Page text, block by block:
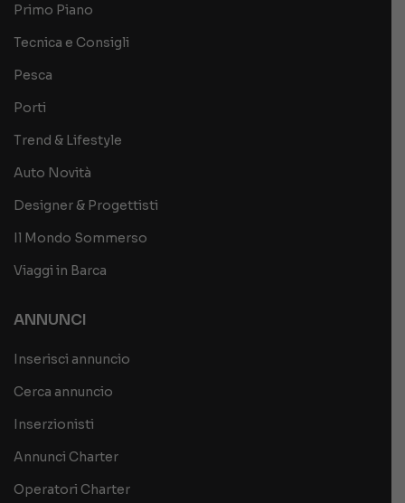
Primo Piano
Tecnica e Consigli
Pesca
Porti
Trend & Lifestyle
Auto Novità
Designer & Progettisti
Il Mondo Sommerso
Viaggi in Barca
ANNUNCI
Inserisci annuncio
Cerca annuncio
Inserzionisti
Annunci Charter
Operatori Charter